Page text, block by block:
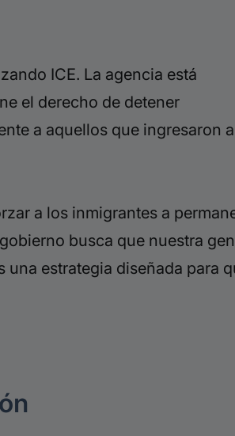
ICE. La agencia está
el derecho de detener
a aquellos que ingresaron
a los inmigrantes a
busca que nuestra
una estrategia diseñada para